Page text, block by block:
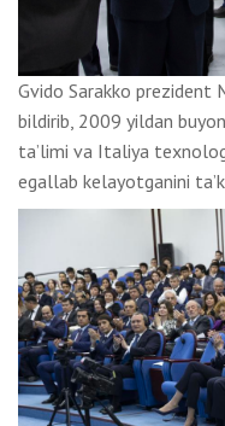
Gvido Sarakko
bildirib, 2009 yildan
taʼlimi va Italiya
egallab kelayotganini